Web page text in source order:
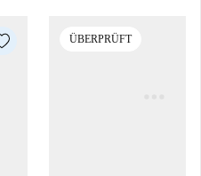
ÜBERPRÜFT